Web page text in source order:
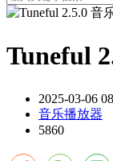
Tuneful
2025-03-06
音乐播放器
5860